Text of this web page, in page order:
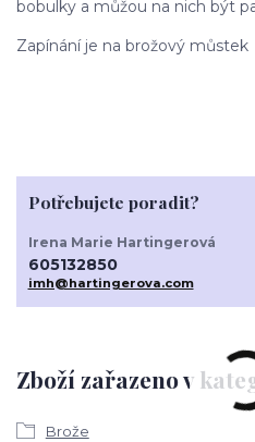
bobulky a můžou na nich být
Zapínání je na brožový můstek
Zboží zařazeno v
Brože
Potřebujete poradit?
Irena Marie Hartingerová
605132850
imh@hartingerova.com